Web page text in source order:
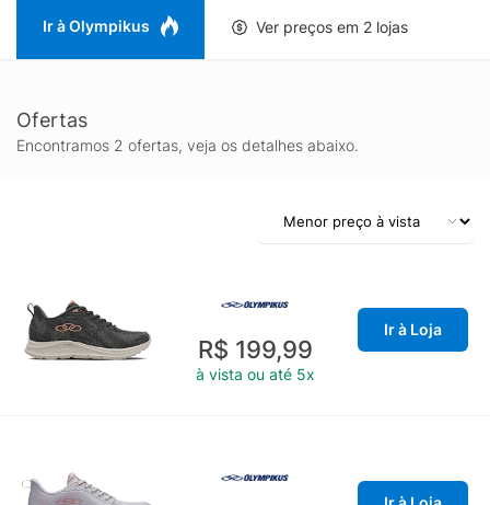
Ir à Olympikus Ver preços em 2 lojas
Ofertas
Encontramos 2 ofertas, veja os detalhes abaixo.
R$ 199,99
à vista ou até 5x
Ir à Loja